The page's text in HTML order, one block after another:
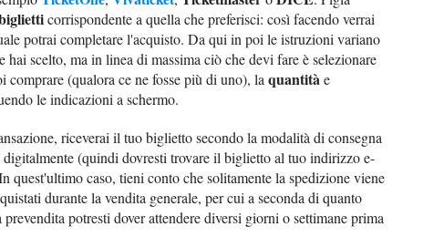
corrispondente a quella che preferisci: così facendo verrai
potrai completare l'acquisto. Da qui in poi le istruzioni variano
hai scelto, ma in linea di massima ciò che devi fare è selezionare
comprare (qualora ce ne fosse più di uno), la quantitàe
le indicazioni a schermo.
riceverai il tuo biglietto secondo la modalità di consegna
digitalmente (quindi dovresti trovare il biglietto al tuo indirizzo e-
quest'ultimo caso, tieni conto che solitamente la spedizione viene
durante la vendita generale, per cui a seconda di quanto
potresti dover attendere diversi giorni o settimane prima